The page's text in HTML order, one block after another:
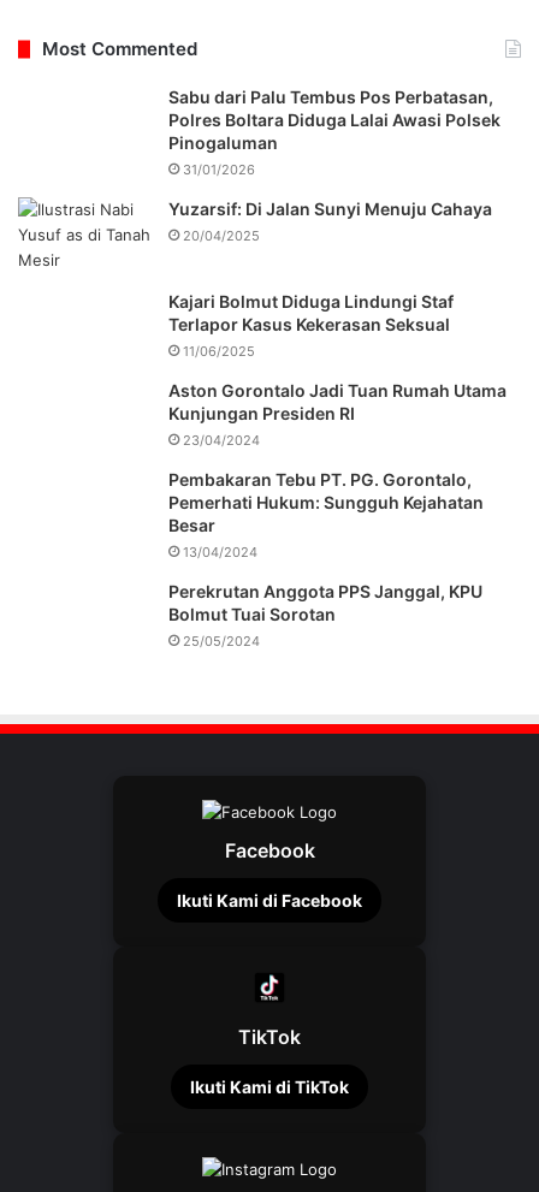
Most Commented
Sabu dari Palu Tembus Pos Perbatasan,
Polres Boltara Diduga Lalai Awasi Polsek
Pinogaluman
31/01/2026
Yuzarsif: Di Jalan Sunyi Menuju Cahaya
20/04/2025
Kajari Bolmut Diduga Lindungi Staf
Terlapor Kasus Kekerasan Seksual
11/06/2025
Aston Gorontalo Jadi Tuan Rumah Utama
Kunjungan Presiden RI
23/04/2024
Pembakaran Tebu PT. PG. Gorontalo,
Pemerhati Hukum: Sungguh Kejahatan
Besar
13/04/2024
Perekrutan Anggota PPS Janggal, KPU
Bolmut Tuai Sorotan
25/05/2024
Facebook
Ikuti Kami di Facebook
TikTok
Ikuti Kami di TikTok